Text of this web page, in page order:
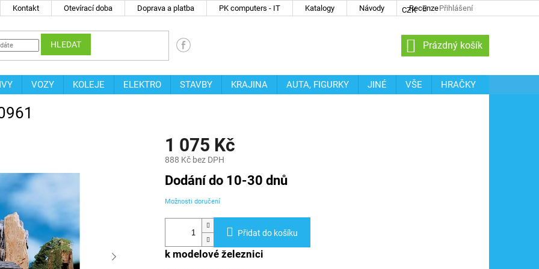
Kontakt Otevírací doba Doprava a platba PK computers - IT Katalogy Návody Recenze
CZK Přihlášení
HLEDAT
NÁKUPNÍ
KOŠÍK
Prázdný košík
VOZY KOLEJE ELEKTRO STAVBY KRAJINA AUTA, FIGURKY JINÉ VŠE
HRAČKY
1 075 Kč
888 Kč bez DPH
Měrná
cena:
Dodání do 10-30 dnů
Možnosti doručení
Přidat do košíku
k modelové železnici